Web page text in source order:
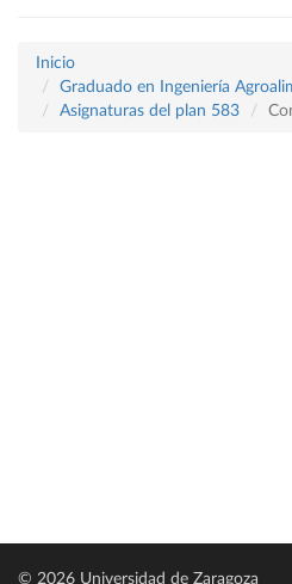
Inicio
Graduado en Ingeniería
Asignaturas del plan 583
© 2026 Universidad de Zaragoza